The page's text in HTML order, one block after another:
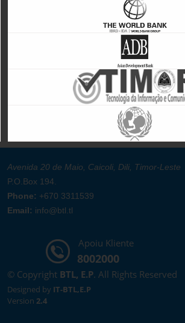
Avenida 20 de Maio, Caicoli, Dili, Timor-Leste
P.O.Box 194.
Phone: +670 3311539
Email: info@btl.tl
Apoiu Kliente
8002000
© Copyright BTL, E.P. All Rights Reserved
Designed by IT-BTL,E.P
Version 2.4